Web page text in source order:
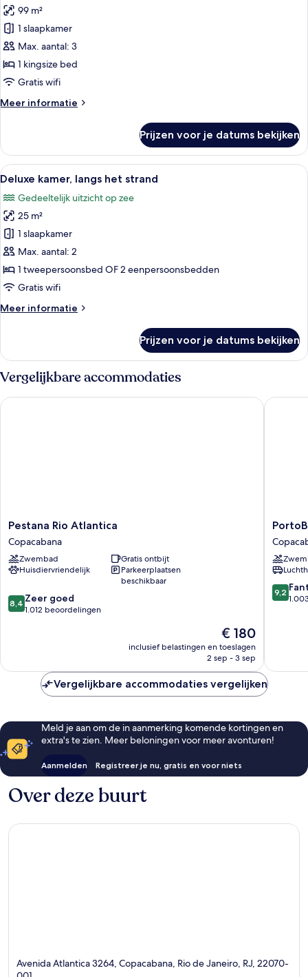
Panorama
suite,
uitzicht
op
zee
99 m²
1 slaapkamer
Max. aantal: 3
1 kingsize bed
Gratis wifi
Meer informatie
Meer
suite,
uitzicht
op
Prijzen voor je datums bekijken
Alle
foto's
voor
Deluxe
kamer,
langs
het
strand
Een hotelkamer met twee bedden,
5
Deluxe kamer, langs het strand
Gedeeltelijk uitzicht op zee
25 m²
1 slaapkamer
Max. aantal: 2
1 tweepersoonsbed OF 2 eenpersoonsbedden
Gratis wifi
Meer informatie
Meer
kamer,
het
Prijzen voor je datums bekijken
Vergelijkbare accommodaties
Pestana
Rio
Atlantica
Copacabana
Pestana Rio Atlantica
Copacabana
Zwembad
Gratis ontbijt
Huisdiervriendelijk
Parkeerplaatsen
beschikbaar
8.4
van
beoordelingen
8,4 Zeer goed
1.012 beoordelingen
De
prijs
is
€ 180
inclusief belastingen en toeslagen
2 sep - 3 sep
Pestana Rio Atlantica
Rio
de
Janeiro
9.2
van
9,2
Vergelijkbare accommodaties vergelijken
Meld je aan om de in aanmerking komende kortingen en
extra's te zien. Meer beloningen voor meer avonturen!
Aanmelden Registreer je nu, gratis en voor niets
Over deze buurt
Avenida Atlantica 3264, Copacabana, Rio de Janeiro, RJ, 22070-